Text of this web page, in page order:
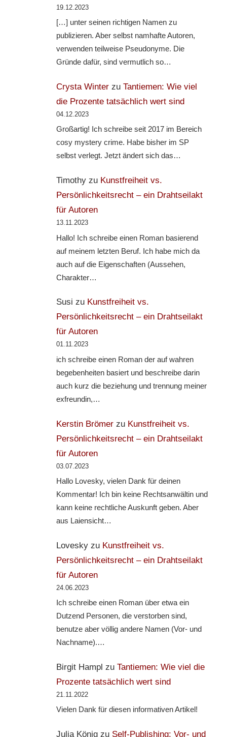
19.12.2023
[…] unter seinen richtigen Namen zu
publizieren. Aber selbst namhafte Autoren,
verwenden teilweise Pseudonyme. Die
Gründe dafür, sind vermutlich so…
Crysta Winterzu Tantiemen: Wie viel
die Prozente tatsächlich wert sind
04.12.2023
Großartig! Ich schreibe seit 2017 im Bereich
cosy mystery crime. Habe bisher im SP
selbst verlegt. Jetzt ändert sich das…
Timothyzu Kunstfreiheit vs.
Persönlichkeitsrecht – ein Drahtseilakt
für Autoren
13.11.2023
Hallo! Ich schreibe einen Roman basierend
auf meinem letzten Beruf. Ich habe mich da
auch auf die Eigenschaften (Aussehen,
Charakter…
Susi zu Kunstfreiheit vs.
Persönlichkeitsrecht – ein Drahtseilakt
für Autoren
01.11.2023
ich schreibe einen Roman der auf wahren
begebenheiten basiert und beschreibe darin
auch kurz die beziehung und trennung meiner
exfreundin,…
Kerstin Brömerzu Kunstfreiheit vs.
Persönlichkeitsrecht – ein Drahtseilakt
für Autoren
03.07.2023
Hallo Lovesky, vielen Dank für deinen
Kommentar! Ich bin keine Rechtsanwältin und
kann keine rechtliche Auskunft geben. Aber
aus Laiensicht…
Loveskyzu Kunstfreiheit vs.
Persönlichkeitsrecht – ein Drahtseilakt
für Autoren
24.06.2023
Ich schreibe einen Roman über etwa ein
Dutzend Personen, die verstorben sind,
benutze aber völlig andere Namen (Vor- und
Nachname).…
Birgit Hampl zu Tantiemen: Wie viel die
Prozente tatsächlich wert sind
21.11.2022
Vielen Dank für diesen informativen Artikel!
Julia Königzu Self-Publishing: Vor- und